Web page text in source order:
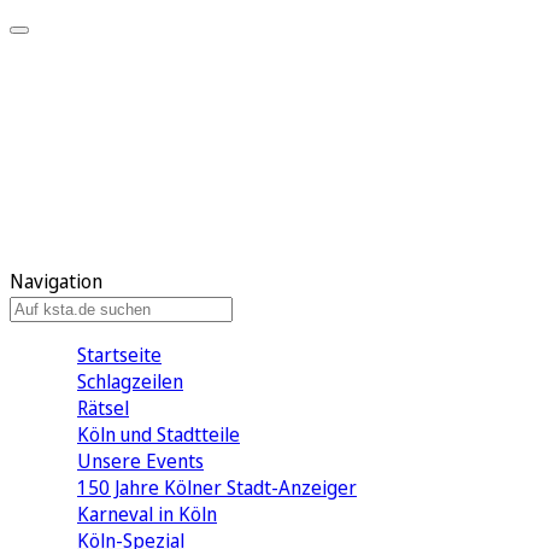
Navigation
Startseite
Schlagzeilen
Rätsel
Köln und Stadtteile
Unsere Events
150 Jahre Kölner Stadt-Anzeiger
Karneval in Köln
Köln-Spezial